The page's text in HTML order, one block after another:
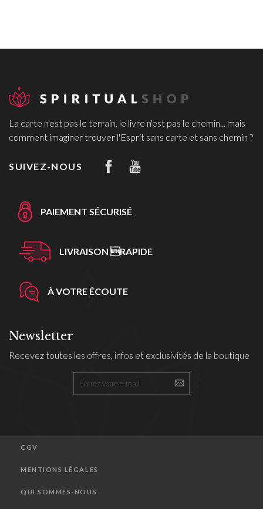
La carte n'est pas le terrain, le livre n'est pas le chemin... mais
comment imaginer trouver l'Esprit sans carte et sans chemin ?
SUIVEZ-NOUS
PAIEMENT SÉCURISÉ
LIVRAISON RAPIDE
À VOTRE ÉCOUTE
Newsletter
Recevez toutes les offres, infos et exclusivités de la boutique
CGV
MENTIONS LÉGALES
QUI SOMMES-NOUS